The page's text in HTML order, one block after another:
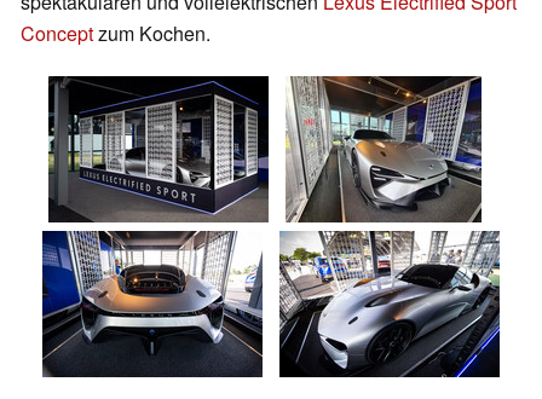
Conceptzum Kochen.